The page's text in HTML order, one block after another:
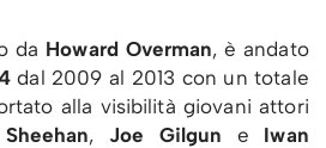
da Howard Overman, è andato
dal 2009 al 2013 con un totale
alla visibilità giovani attori
, Joe Gilgun e Iwan